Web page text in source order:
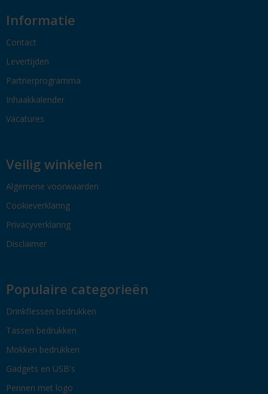
Informatie
Contact
Levertijden
Partnerprogramma
Inhaakkalender
Vacatures
Veilig winkelen
Algemene voorwaarden
Cookieverklaring
Privacyverklaring
Disclaimer
Populaire categorieën
Drinkflessen bedrukken
Tassen bedrukken
Mokken bedrukken
Gadgets en USB's
Pennen met logo